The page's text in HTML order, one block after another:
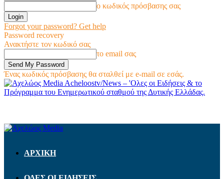
ο κωδικός πρόσβασης σας
Forgot your password? Get help
Password recovery
Ανακτήστε τον κωδικό σας
το email σας
Ένας κωδικός πρόσβασης θα σταλθεί με e-mail σε εσάς.
Acheloostv/News – 'Ολες οι Ειδήσεις & το
Πρόγραμμα του Ενημερωτικού σταθμού της Δυτικής Ελλάδας.
ΑΡΧΙΚΗ